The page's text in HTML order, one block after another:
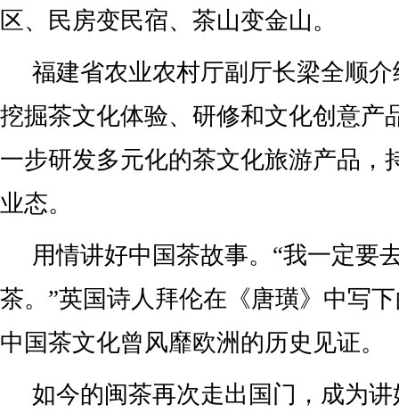
区、民房变民宿、茶山变金山。
福建省农业农村厅副厅长梁全顺
挖掘茶文化体验、研修和文化创意产
一步研发多元化的茶文化旅游产品，
业态。
用情讲好中国茶故事。“我一定要
茶。”英国诗人拜伦在《唐璜》中写
中国茶文化曾风靡欧洲的历史见证。
如今的闽茶再次走出国门，成为